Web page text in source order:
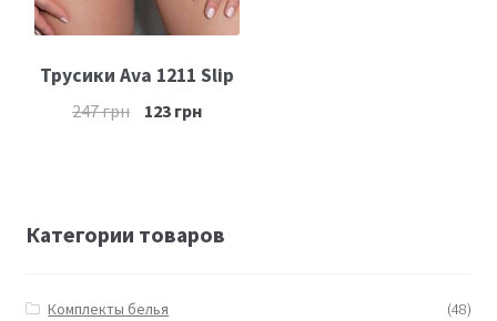
Трусики Ava 1211 Slip
247грн 123грн
Категории товаров
Комплекты белья
(48)